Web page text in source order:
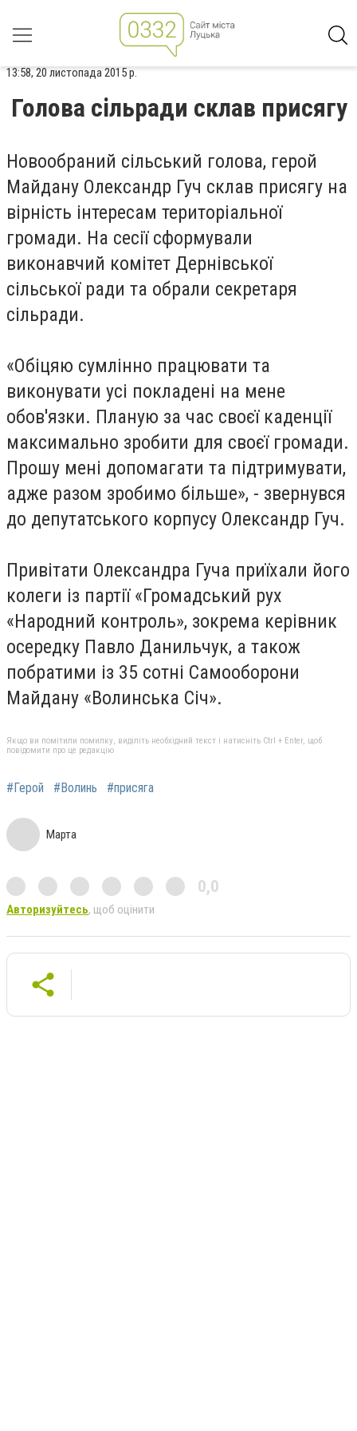
13:58, 20 листопада 2015 р.
Голова сільради склав присягу
Новообраний сільський голова, герой
Майдану Олександр Гуч склав присягу на
вірність інтересам територіальної
громади. На сесії сформували
виконавчий комітет Дернівської
сільської ради та обрали секретаря
сільради.
«Обіцяю сумлінно працювати та
виконувати усі покладені на мене
обов'язки. Планую за час своєї каденції
максимально зробити для своєї громади.
Прошу мені допомагати та підтримувати,
адже разом зробимо більше», - звернувся
до депутатського корпусу Олександр Гуч.
Привітати Олександра Гуча приїхали його
колеги із партії «Громадський рух
«Народний контроль», зокрема керівник
осередку Павло Данильчук, а також
побратими із 35 сотні Самооборони
Майдану «Волинська Січ».
Якщо ви помітили помилку, виділіть необхідний текст і натисніть Ctrl + Enter, щоб
повідомити про це редакцію
#Герой #Волинь #присяга
Марта
0,0
Авторизуйтесь, щоб оцінити